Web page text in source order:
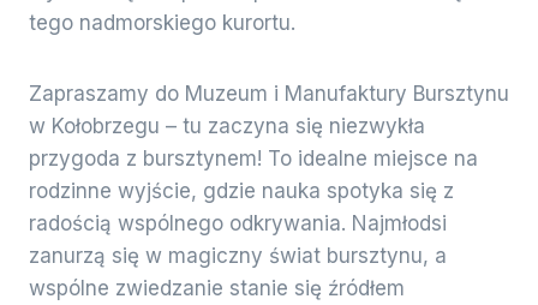
tego nadmorskiego kurortu.
Zapraszamy do Muzeum i Manufaktury Bursztynu
w Kołobrzegu – tu zaczyna się niezwykła
przygoda z bursztynem! To idealne miejsce na
rodzinne wyjście, gdzie nauka spotyka się z
radością wspólnego odkrywania. Najmłodsi
zanurzą się w magiczny świat bursztynu, a
wspólne zwiedzanie stanie się źródłem